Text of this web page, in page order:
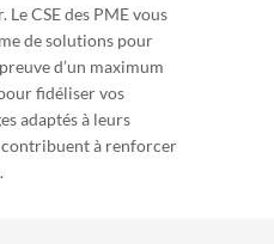
CSE des PME vous
de solutions pour
d’un maximum
fidéliser vos
adaptés à leurs
contribuent à renforcer